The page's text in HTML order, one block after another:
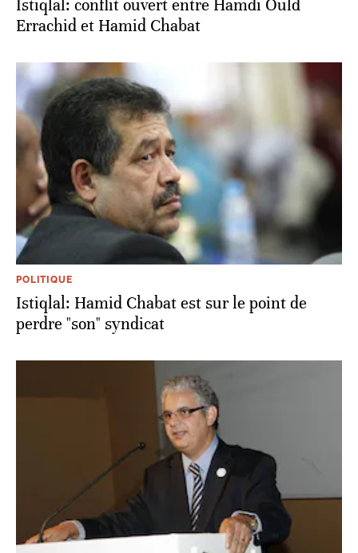
Istiqlal: conflit ouvert entre Hamdi Ould
Errachid et Hamid Chabat
POLITIQUE
Istiqlal: Hamid Chabat est sur le point de
perdre "son" syndicat